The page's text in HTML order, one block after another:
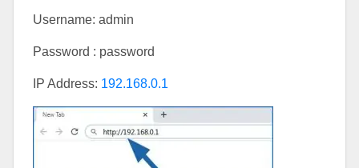
Username: admin
Password : password
IP Address: 192.168.0.1